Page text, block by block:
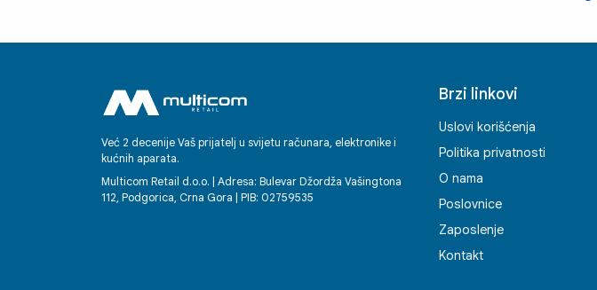
Već 2 decenije Vaš prijatelj u svijetu računara, elektronike i
kućnih aparata.
Multicom Retail d.o.o. | Adresa: Bulevar Džordža Vašingtona
112, Podgorica, Crna Gora | PIB: 02759535
Brzi linkovi
Uslovi korišćenja
Politika privatnosti
O nama
Poslovnice
Zaposlenje
Kontakt